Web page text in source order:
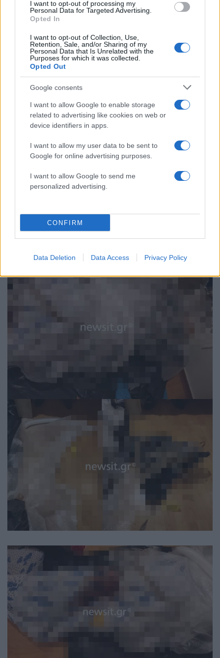
I want to opt-out of processing my
Personal Data for Targeted Advertising.
Opted In
I want to opt-out of Collection, Use,
Retention, Sale, and/or Sharing of my
Personal Data that Is Unrelated with the
Purposes for which it was collected.
Opted Out
Google consents
I want to allow Google to enable storage
related to advertising like cookies on web or
device identifiers in apps.
I want to allow my user data to be sent to
Google for online advertising purposes.
I want to allow Google to send me
personalized advertising.
CONFIRM
Data Deletion Data Access Privacy Policy
Εκείνη την στιγμήθόλωσα τελείως
και άνοιξα
την τσάντα που παίρνω στην οικοδομή, την οποία
είχα δίπλα στο κρεβάτι μας, πήρα το σφυρί και τη
χτύπησα στο κεφάλι. Τη χτύπησα μία φορά στο
πάνω μέρος του κεφαλιού της και κατευθείαν
έπεσε στο κρεβάτι.
είχε πεθάνει αλλά παρ’ όλα αυτά πήρα ένα
καλώδιο φορτιστή που βρήκα μπροστά μου, της
το πέρασε γύρω από το λαιμό της και το έσφιξα
για να την πνίξω
Επειδή έβγαζε αίμα από το κεφάλι της, της έβαλα
μία σακούλα στο κεφάλι και το τύλιξα» τόνισε.